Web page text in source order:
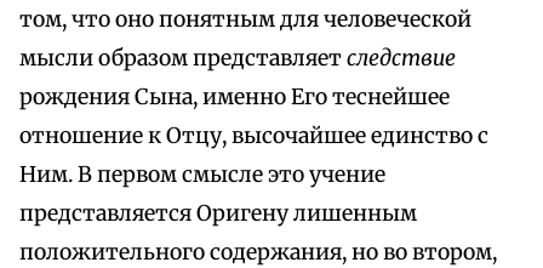
том, что оно понятным для человеческой
мысли образом представляетследствие
рождения Сына, именно Его теснейшее
отношение к Отцу, высочайшее единство с
Ним. В первом смысле это учение
представляется Оригену лишенным
положительного содержания, но во втором,